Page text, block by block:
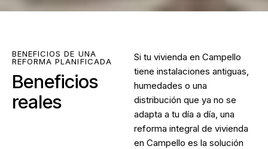
BENEFICIOS DE UNA
REFORMA PLANIFICADA
Beneficios
reales
Si tu vivienda en Campello
tiene instalaciones antiguas,
humedades o una
distribución que ya no se
adapta a tu día a día, una
reforma integral de vivienda
en Campello es la solución